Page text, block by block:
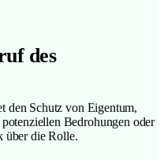
des
den Schutz von Eigentum,
Bedrohungen oder
über die Rolle.